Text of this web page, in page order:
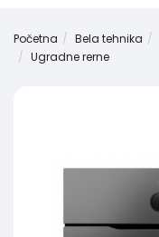
Početna Bela tehnika
Ugradne rerne